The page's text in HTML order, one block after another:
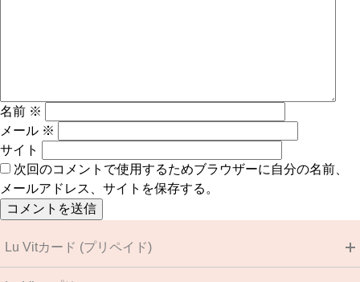
名前 ※
メール ※
サイト
次回のコメントで使用するためブラウザーに自分の名前、
メールアドレス、サイトを保存する。
Lu Vitカード (プリペイド)